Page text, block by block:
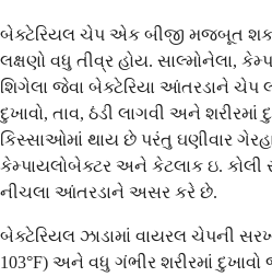
બેક્ટેરિયલ ચેપ એક બીજી મજબૂત
લક્ષણો વધુ તીવ્ર હોય. સાલ્મોનેલા,
શિગેલા જેવા બેક્ટેરિયા આંતરડાને ચેપ
દુખાવો, તાવ, ઠંડી લાગવી અને શરીરમાં
કિસ્સાઓમાં થાય છે પરંતુ ઘણીવાર
કેમ્પાયલોબેક્ટર અને કેટલાક ઇ.
નીચલા આંતરડાને અસર કરે છે.
બેક્ટેરિયલ ઝાડામાં વાયરલ ચેપની
103°F) અને વધુ ગંભીર શરીરમાં દુખાવો